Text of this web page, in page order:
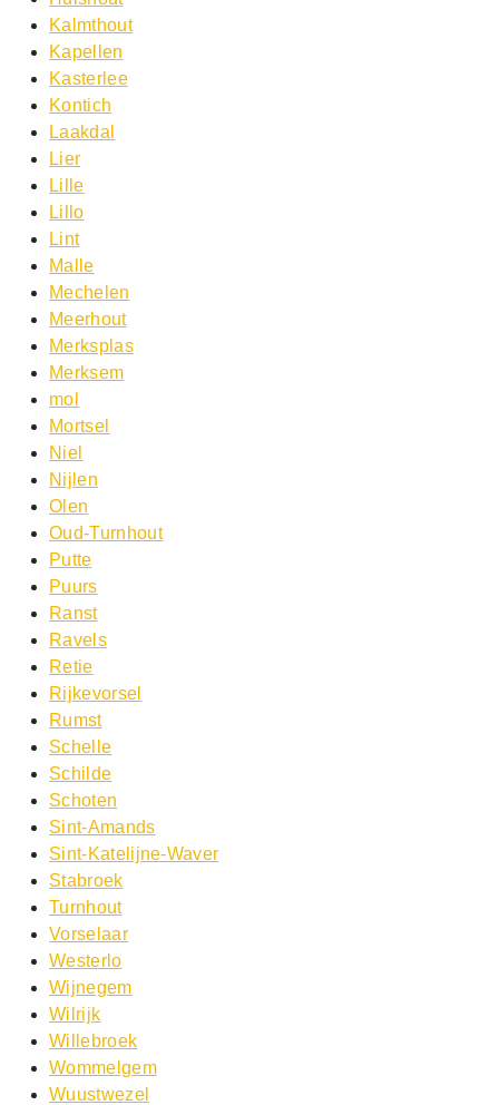
Kalmthout
Kapellen
Kasterlee
Kontich
Laakdal
Lier
Lille
Lillo
Lint
Malle
Mechelen
Meerhout
Merksplas
Merksem
mol
Mortsel
Niel
Nijlen
Olen
Oud-Turnhout
Putte
Puurs
Ranst
Ravels
Retie
Rijkevorsel
Rumst
Schelle
Schilde
Schoten
Sint-Amands
Sint-Katelijne-Waver
Stabroek
Turnhout
Vorselaar
Westerlo
Wijnegem
Wilrijk
Willebroek
Wommelgem
Wuustwezel